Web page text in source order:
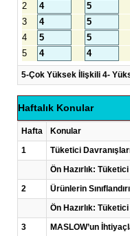
2
3
4
5
5-Çok Yüksek İlişkili 4-
Haftalık Konular
Hafta
Konular
1
Tüketici
Ön Hazırlık:
2
Ürünlerin
Ön Hazırlık:
3
MASLOW’un